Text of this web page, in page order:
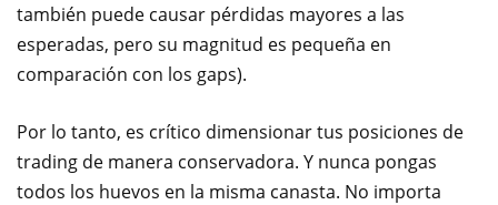
también puede causar pérdidas mayores a las
esperadas, pero su magnitud es pequeña en
comparación con los gaps).
Por lo tanto, es crítico dimensionar tus posiciones de
trading de manera conservadora. Y nunca pongas
todos los huevos en la misma canasta. No importa